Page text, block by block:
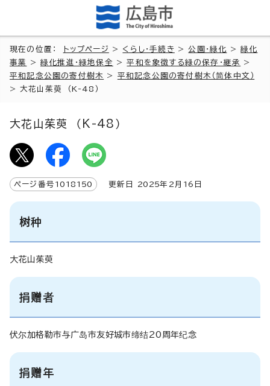
現在の位置： トップページ > くらし・手続き >公園・緑化 >緑化
事業
>緑化推進・緑地保全 >平和を象徴する緑の保存・継承
>
平和記念公園の寄付樹木
> 平和記念公園の寄付樹木（简体中文）
>大花山茱萸 （K-48）
大花山茱萸 （K-48）
ページ番号 1018150 更新日 2025年2月 16 日
树种
大花山茱萸
捐赠者
伏尔加格勒市与广岛市友好城市缔结20周年纪念
捐赠年